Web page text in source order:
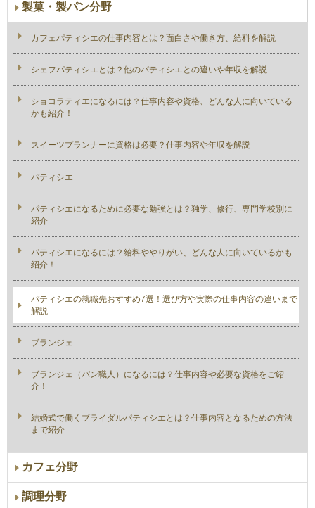
製菓・製パン分野
カフェパティシエの仕事内容とは？面白さや働き方、給料を解説
シェフパティシエとは？他のパティシエとの違いや年収を解説
ショコラティエになるには？仕事内容や資格、どんな人に向いている
かも紹介！
スイーツプランナーに資格は必要？仕事内容や年収を解説
パティシエ
パティシエになるために必要な勉強とは？独学、修行、専門学校別に
紹介
パティシエになるには？給料ややりがい、どんな人に向いているかも
紹介！
パティシエの就職先おすすめ7選！選び方や実際の仕事内容の違いまで
解説
ブランジェ
ブランジェ（パン職人）になるには？仕事内容や必要な資格をご紹
介！
結婚式で働くブライダルパティシエとは？仕事内容となるための方法
まで紹介
カフェ分野
調理分野